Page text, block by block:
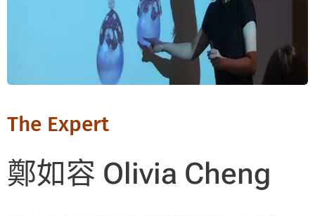
The Expert
鄭如容 Olivia Cheng